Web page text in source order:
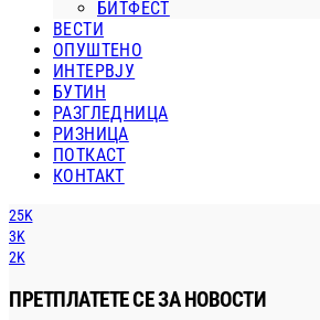
БИТФЕСТ
ВЕСТИ
ОПУШТЕНО
ИНТЕРВЈУ
БУТИН
РАЗГЛЕДНИЦА
РИЗНИЦА
ПОТКАСТ
КОНТАКТ
25K
3K
2K
ПРЕТПЛАТЕТЕ СЕ ЗА НОВОСТИ